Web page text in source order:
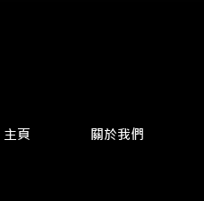
主頁 關於我們